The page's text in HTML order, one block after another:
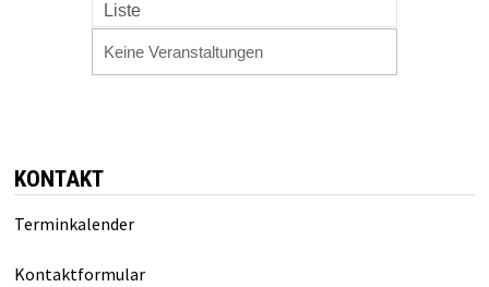
Liste
Keine Veranstaltungen
KONTAKT
Terminkalender
Kontaktformular